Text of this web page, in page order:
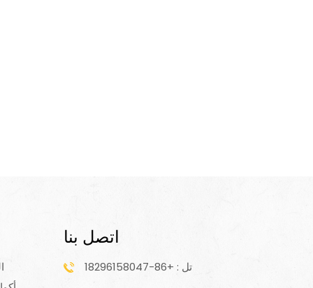
اتصل بنا
تل : +86-18296158047